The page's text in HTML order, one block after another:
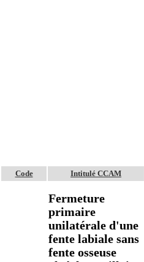
Code Intitulé CCAM
Fermeture
primaire
unilatérale d'une
fente labiale sans
fente osseuse